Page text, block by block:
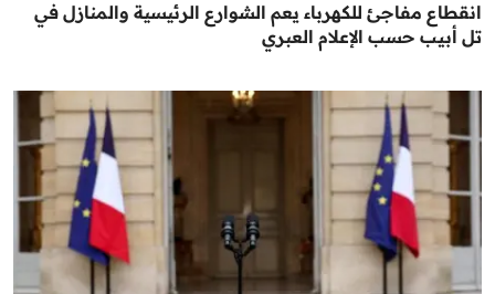
انقطاع مفاجئ للكهرباء يعم الشوارع الرئيسية والمنازل في
تل أبيب حسب الإعلام العبري